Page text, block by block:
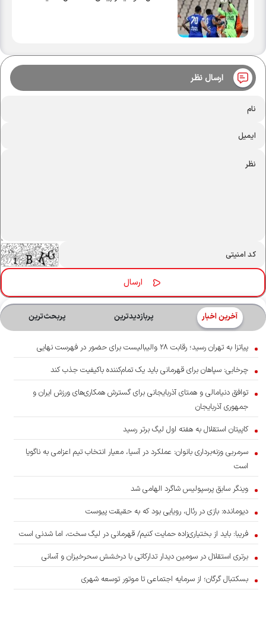
ارسال نظر
آخرین اخبار پربازدیدترین پربحث‌ترین‌
پیاتزا به تهران رسید؛ رقابت ۲۸ والیبالیست برای حضور در فهرست نهایی
چرخابی: سپاهان برای قهرمانی باید یک تمام‌کننده باکیفیت جذب کند
توافق دنیامالی و همتای آذربایجانی برای گسترش همکاری‌های ورزش ایران و
جمهوری آذربایجان
کاپیتان استقلال به هفته اول لیگ برتر رسید
سرمربی وزنه‌برداری بانوان: عملکرد در آسیا، معیار انتخاب تیم اعزامی به ناگویا
است
وینگر سابق پرسپولیس شاگرد الهامی شد
دیومانده: بازی در رئال، رویایی بود که به حقیقت پیوست
فریبا: باید از بختیاری‌زاده حمایت کنیم/ قهرمانی در لیگ سخت، اما شدنی است
برتری استقلال در سومین دیدار تدارکاتی با درخشش سحرخیزان و آسانی
بسکتبال گرگان؛ از سرمایه اجتماعی تا موتور توسعه شهری